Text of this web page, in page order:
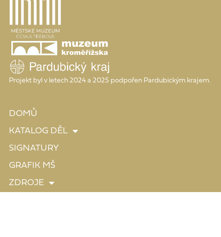
Projekt byl v letech 2024 a 2025 podpořen Pardubickým krajem.
DOMŮ
KATALOG DĚL
SIGNATURY
GRAFIK MŠ
ZDROJE